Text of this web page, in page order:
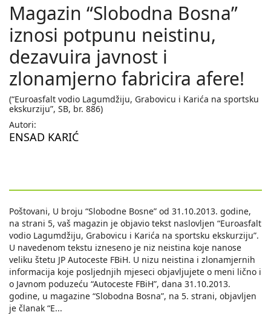
Magazin “Slobodna Bosna”
iznosi potpunu neistinu,
dezavuira javnost i
zlonamjerno fabricira afere!
(“Euroasfalt vodio Lagumdžiju, Grabovicu i Karića na sportsku
ekskurziju”, SB, br. 886)
Autori:
ENSAD KARIĆ
Poštovani, U broju “Slobodne Bosne” od 31.10.2013. godine,
na strani 5, vaš magazin je objavio tekst naslovljen “Euroasfalt
vodio Lagumdžiju, Grabovicu i Karića na sportsku ekskurziju”.
U navedenom tekstu izneseno je niz neistina koje nanose
veliku štetu JP Autoceste FBiH. U nizu neistina i zlonamjernih
informacija koje posljednjih mjeseci objavljujete o meni lično i
o Javnom poduzeću “Autoceste FBiH”, dana 31.10.2013.
godine, u magazine “Slobodna Bosna”, na 5. strani, objavljen
je članak “E...